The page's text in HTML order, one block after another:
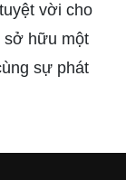
vời cho
sở hữu một
sự phát